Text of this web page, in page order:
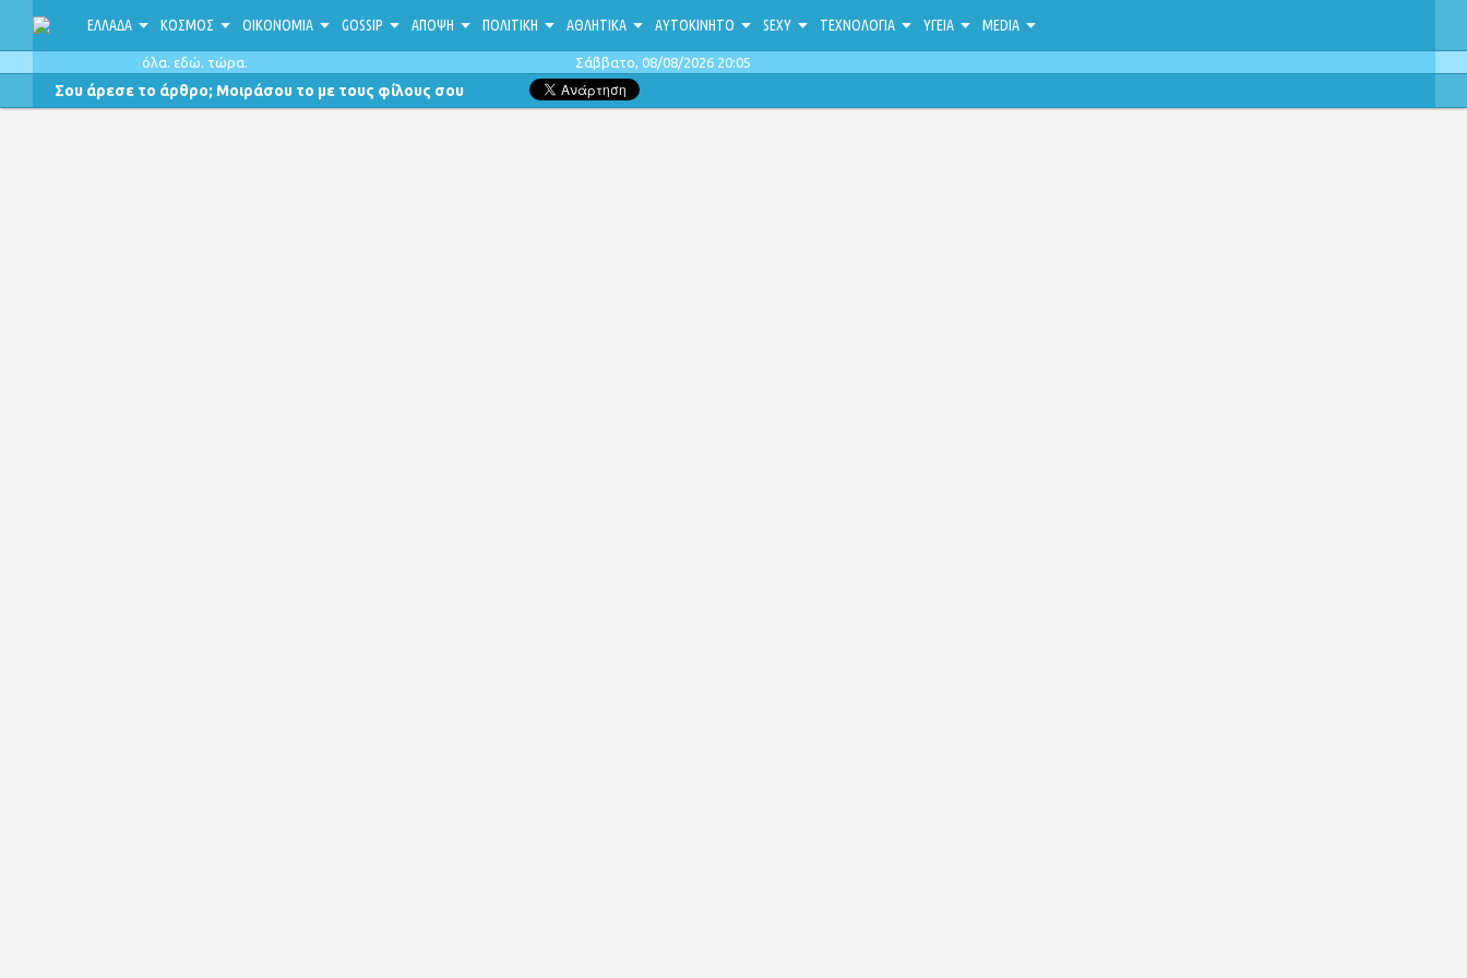
ΕΛΛΑΔΑ ΚΟΣΜΟΣ ΟΙΚΟΝΟΜΙΑ GOSSIP ΑΠΟΨΗ ΠΟΛΙΤΙΚΗ ΑΘΛΗΤΙΚΑ ΑΥΤΟΚΙΝΗΤΟ SEXY ΤΕΧΝΟΛΟΓΙΑ ΥΓΕΙΑ MEDIA
όλα. εδώ. τώρα. Σάββατο, 08/08/2026 20:05
Σου άρεσε το άρθρο; Μοιράσου το με τους φίλους σου